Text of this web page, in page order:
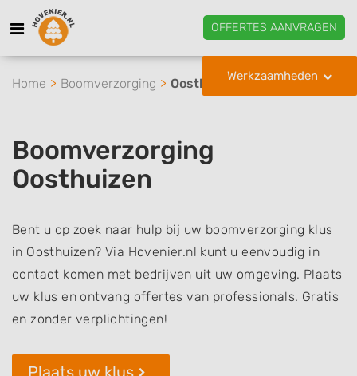
OFFERTES AANVRAGEN
Werkzaamheden
Home Boomverzorging Oosthuizen
Boomverzorging
Oosthuizen
Bent u op zoek naar hulp bij uw boomverzorging klus
in Oosthuizen? Via Hovenier.nl kunt u eenvoudig in
contact komen met bedrijven uit uw omgeving. Plaats
uw klus en ontvang offertes van professionals. Gratis
en zonder verplichtingen!
Plaats uw klus